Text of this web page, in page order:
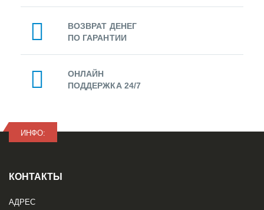
ВОЗВРАТ ДЕНЕГ
ПО ГАРАНТИИ
ОНЛАЙН
ПОДДЕРЖКА 24/7
ИНФО:
КОНТАКТЫ
АДРЕС